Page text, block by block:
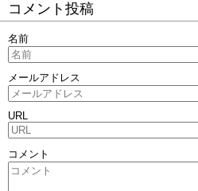
コメント投稿
名前
メールアドレス
URL
コメント